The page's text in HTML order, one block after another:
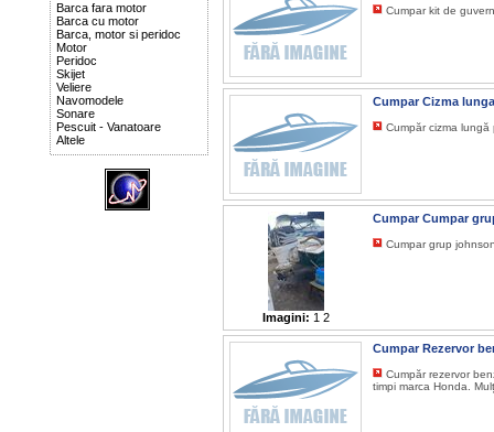
Barca fara motor
Barca cu motor
Barca, motor si peridoc
Motor
Peridoc
Skijet
Veliere
Navomodele
Sonare
Pescuit - Vanatoare
Altele
Cumpar kit de
Cumpar Cizma
Cumpăr cizma
Imagini: 1 2
Cumpar Cumpar
Cumpar grup
Cumpar Rezervor
Cumpăr rezervor
timpi marca Honda.